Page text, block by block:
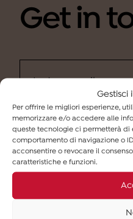
Gestisci
Per offrire le migliori esperienze,
memorizzare e/o accedere alle
queste tecnologie ci permetterà di
comportamento di navigazione o
acconsentire o revocare il
caratteristiche e funzioni.
Get in
Ho lettol'informativa
newsletter (finalità b).